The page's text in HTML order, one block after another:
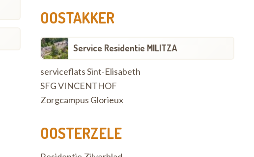
OOSTAKKER
Service Residentie MILITZA
serviceflats Sint-Elisabeth
SFG VINCENTHOF
Zorgcampus Glorieux
OOSTERZELE